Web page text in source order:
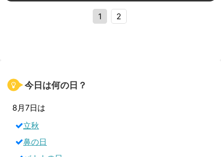
1 2
今日は何の日？
8月7日は
立秋
鼻の日